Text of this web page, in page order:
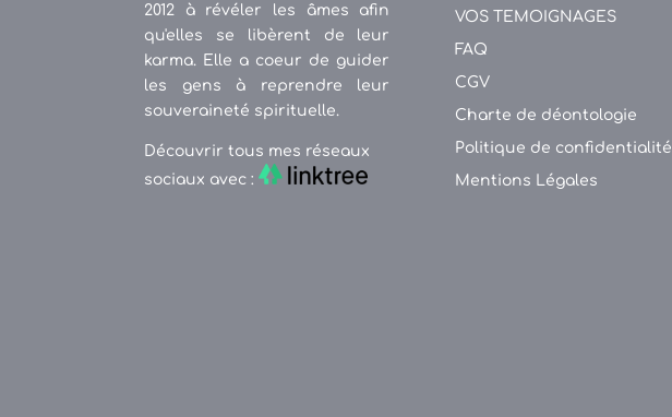
2012 à révéler les âmes afin
qu'elles se libèrent de leur
karma. Elle a coeur de guider
les gens à reprendre leur
souveraineté spirituelle.
Découvrir tous mes réseaux
sociaux avec :
VOS TEMOIGNAGES
FAQ
CGV
Charte de déontologie
Politique de confidentialité
Mentions Légales